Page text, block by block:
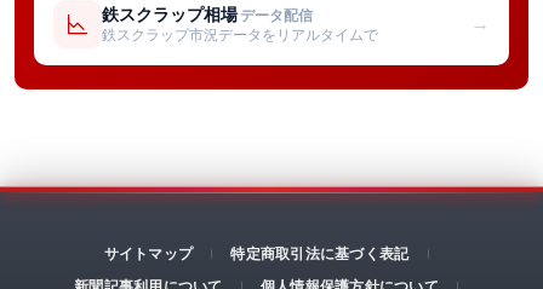
鉄スクラップ相場 データ配信
鉄スクラップ市況データをリアルタイムで
→
サイトマップ
特定商取引法に基づく表記